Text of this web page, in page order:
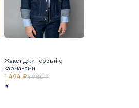
Жакет джинсовый с
карманами
1 494 ₽4 980 ₽